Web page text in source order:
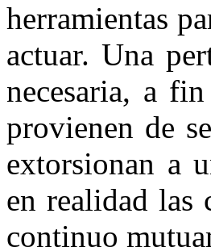
herramientas
actuar. Una
necesaria, a
provienen de
extorsionan a
en realidad las
continuo